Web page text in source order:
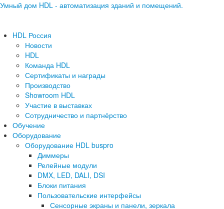
Умный дом HDL - автоматизация зданий и помещений.
HDL Россия
Новости
HDL
Команда HDL
Сертификаты и награды
Производство
Showroom HDL
Участие в выставках
Сотрудничество и партнёрство
Обучение
Оборудование
Оборудование HDL buspro
Диммеры
Релейные модули
DMX, LED, DALI, DSI
Блоки питания
Пользовательские интерфейсы
Сенсорные экраны и панели, зеркала